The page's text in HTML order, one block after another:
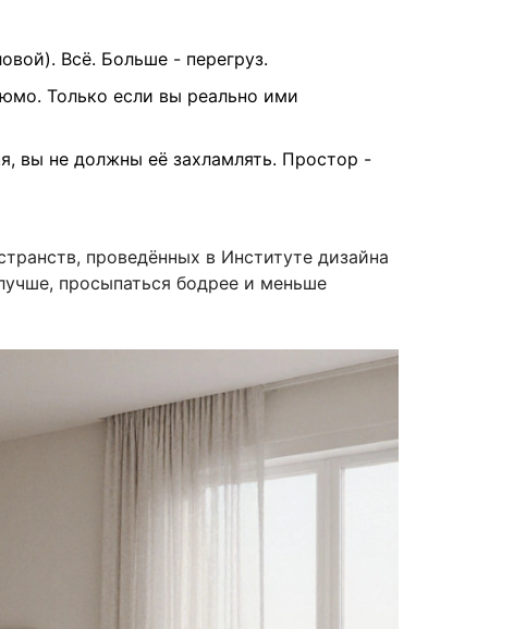
Всё. Больше - перегруз.
Только если вы реально ими
вы не должны её захламлять. Простор -
проведённых в Институте дизайна
просыпаться бодрее и меньше